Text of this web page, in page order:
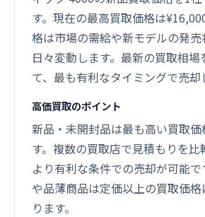
す。現在の最高買取価格は
格は市場の需給や新モデルの発売
日々変動します。最新の買取相場
て、最も有利なタイミングで売却
高価買取のポイント
新品・未開封品は最も高い買取
す。複数の買取店で見積もりを比
より有利な条件での売却が可能
や品薄商品は定価以上の買取価
ります。